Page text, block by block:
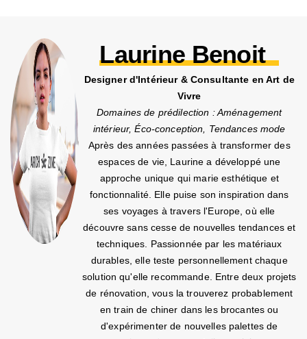
Laurine Benoit
Designer d'Intérieur & Consultante en Art de
Vivre
Domaines de prédilection : Aménagement
intérieur, Éco-conception, Tendances mode
Après des années passées à transformer des
espaces de vie, Laurine a développé une
approche unique qui marie esthétique et
fonctionnalité. Elle puise son inspiration dans
ses voyages à travers l'Europe, où elle
découvre sans cesse de nouvelles tendances et
techniques. Passionnée par les matériaux
durables, elle teste personnellement chaque
solution qu'elle recommande. Entre deux projets
de rénovation, vous la trouverez probablement
en train de chiner dans les brocantes ou
d'expérimenter de nouvelles palettes de